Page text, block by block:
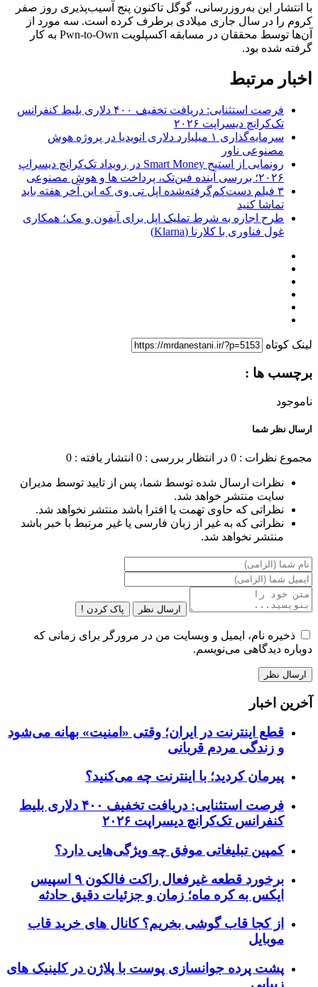
با انتشار این به‌روزرسانی، گوگل تاکنون پنج آسیب‌پذیری روز صفر
کروم را در سال جاری میلادی برطرف کرده است. سه مورد از
آن‌ها توسط محققان در مسابقه اکسپلویت Pwn-to-Own به کار
گرفته شده بود.
اخبار مرتبط
فرصت استثنایی: دریافت تخفیف ۴۰۰ دلاری بلیط کنفرانس
تک‌کرانچ دیسراپت ۲۰۲۶
سرمایه‌گذاری ۱ میلیارد دلاری انویدیا در پروژه هوش
مصنوعی ناور
رونمایی از استیج Smart Money در رویداد تک‌کرانچ دیسراپ
۲۰۲۶؛ بررسی آینده فین‌تک، پرداخت‌ ها و هوش مصنوعی
۳ فیلم دست‌کم‌گرفته‌شده اپل تی وی که این آخر هفته باید
تماشا کنید
طرح اجاره به شرط تملیک اپل برای آیفون و مک؛ همکاری
غول فناوری با کلارنا (Klarna)
لینک کوتاه
برچسب ها :
ناموجود
ارسال نظر شما
مجموع نظرات : 0 در انتظار بررسی : 0 انتشار یافته : 0
نظرات ارسال شده توسط شما، پس از تایید توسط مدیران
سایت منتشر خواهد شد.
نظراتی که حاوی تهمت یا افترا باشد منتشر نخواهد شد.
نظراتی که به غیر از زبان فارسی یا غیر مرتبط با خبر باشد
منتشر نخواهد شد.
ارسال نظر پاک کردن !
ذخیره نام، ایمیل و وبسایت من در مرورگر برای زمانی که
دوباره دیدگاهی می‌نویسم.
آخرین اخبار
قطع اینترنت در ایران؛ وقتی «امنیت» بهانه می‌شود
و زندگی مردم قربانی
پیرمان کردید؛ با اینترنت چه می‌کنید؟
فرصت استثنایی: دریافت تخفیف ۴۰۰ دلاری بلیط
کنفرانس تک‌کرانچ دیسراپت ۲۰۲۶
کمپین تبلیغاتی موفق چه ویژگی‌هایی دارد؟
برخورد قطعه غیرفعال راکت فالکون ۹ اسپیس
ایکس به کره ماه؛ زمان و جزئیات دقیق حادثه
از کجا قاب گوشی بخریم؟ کانال های خرید قاب
موبایل
پشت پرده جوانسازی پوست با پلاژن در کلینیک های
زیبایی